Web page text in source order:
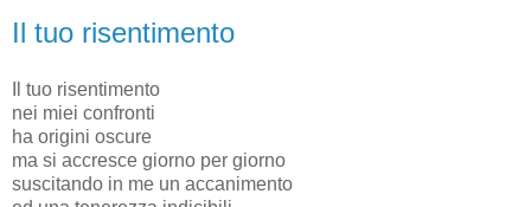
Il tuo risentimento
Il tuo risentimento
nei miei confronti
ha origini oscure
ma si accresce giorno per giorno
suscitando in me un accanimento